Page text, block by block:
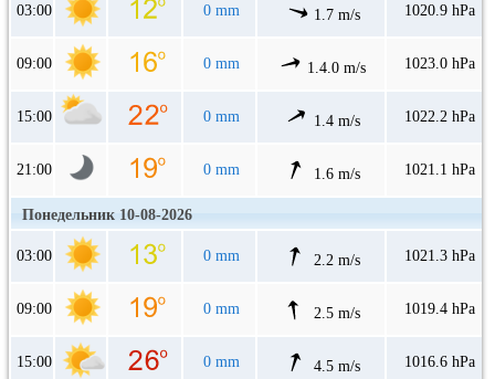
03:00 0 mm 1.7 m/s 1020.9 hPa
09:00 0 mm 1.4.0 m/s 1023.0 hPa
15:00 0 mm 1.4 m/s 1022.2 hPa
21:00 0 mm 1.6 m/s 1021.1 hPa
Понедельник 10-08-2026
03:00 0 mm 2.2 m/s 1021.3 hPa
09:00 0 mm 2.5 m/s 1019.4 hPa
15:00 0 mm 4.5 m/s 1016.6 hPa